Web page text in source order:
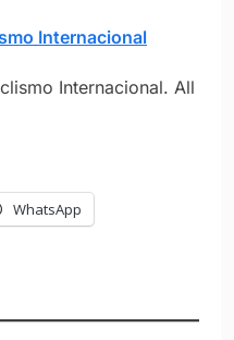
Internacional
Internacional. All
WhatsApp